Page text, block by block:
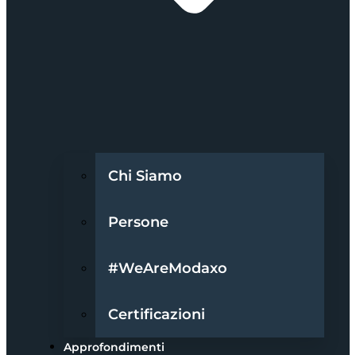
Chi Siamo
Persone
#WeAreModaxo
Certificazioni
Approfondimenti